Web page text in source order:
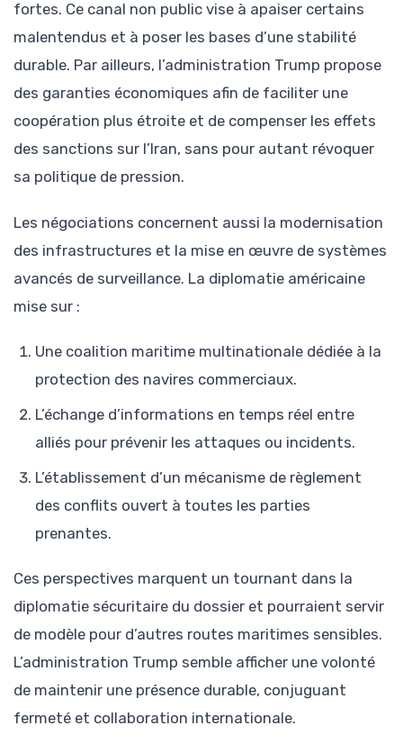
fortes. Ce canal non public vise à apaiser certains
malentendus et à poser les bases d’une stabilité
durable. Par ailleurs, l’administration Trump propose
des garanties économiques afin de faciliter une
coopération plus étroite et de compenser les effets
des sanctions sur l’Iran, sans pour autant révoquer
sa politique de pression.
Les négociations concernent aussi la modernisation
des infrastructures et la mise en œuvre de systèmes
avancés de surveillance. La diplomatie américaine
mise sur :
Une coalition maritime multinationale dédiée à la
protection des navires commerciaux.
L’échange d’informations en temps réel entre
alliés pour prévenir les attaques ou incidents.
L’établissement d’un mécanisme de règlement
des conflits ouvert à toutes les parties
prenantes.
Ces perspectives marquent un tournant dans la
diplomatie sécuritaire du dossier et pourraient servir
de modèle pour d’autres routes maritimes sensibles.
L’administration Trump semble afficher une volonté
de maintenir une présence durable, conjuguant
fermeté et collaboration internationale.